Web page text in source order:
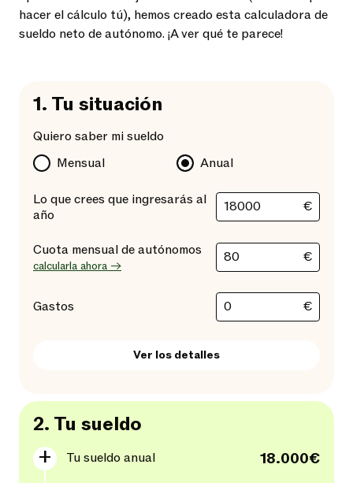
hacer el cálculo tú), hemos creado esta calculadora de
sueldo neto de autónomo. ¡A ver qué te parece!
1. Tu situación
Quiero saber mi sueldo
Mensual
Anual
Lo que crees que ingresarás al
año
€
Cuota mensual de autónomos
calcularla ahora → €
Gastos €
Ver los detalles
2. Tu sueldo
Tu sueldo anual 18.000€